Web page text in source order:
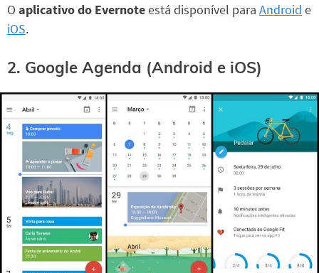
O aplicativo do Evernoteestá disponível para Android e
iOS.
2. Google Agenda (Android e iOS)